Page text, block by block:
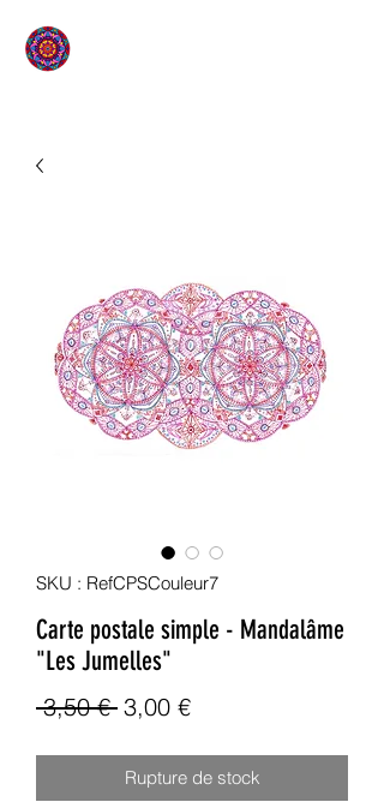
SKU : RefCPSCouleur7
Carte postale simple - Mandalâme
"Les Jumelles"
3,50 € Prix
3,00 €Prix
Rupture de stock